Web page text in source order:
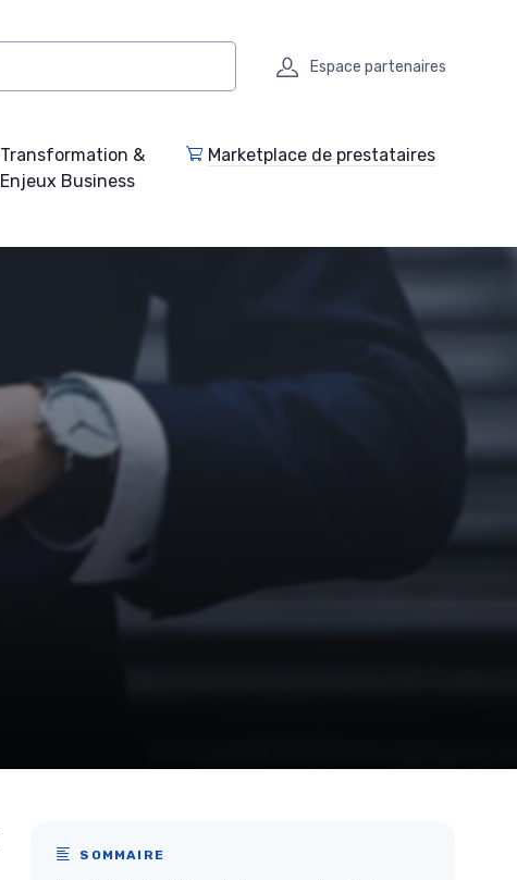
Espace partenaires
Transformation &
Enjeux Business
Marketplace de prestataires
SOMMAIRE